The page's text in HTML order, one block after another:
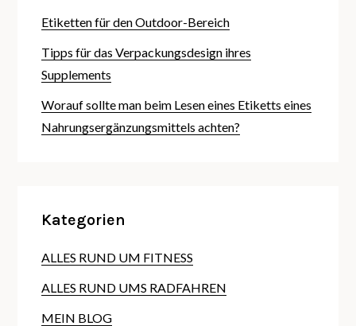
Etiketten für den Outdoor-Bereich
Tipps für das Verpackungsdesign ihres
Supplements
Worauf sollte man beim Lesen eines Etiketts eines
Nahrungsergänzungsmittels achten?
Kategorien
ALLES RUND UM FITNESS
ALLES RUND UMS RADFAHREN
MEIN BLOG